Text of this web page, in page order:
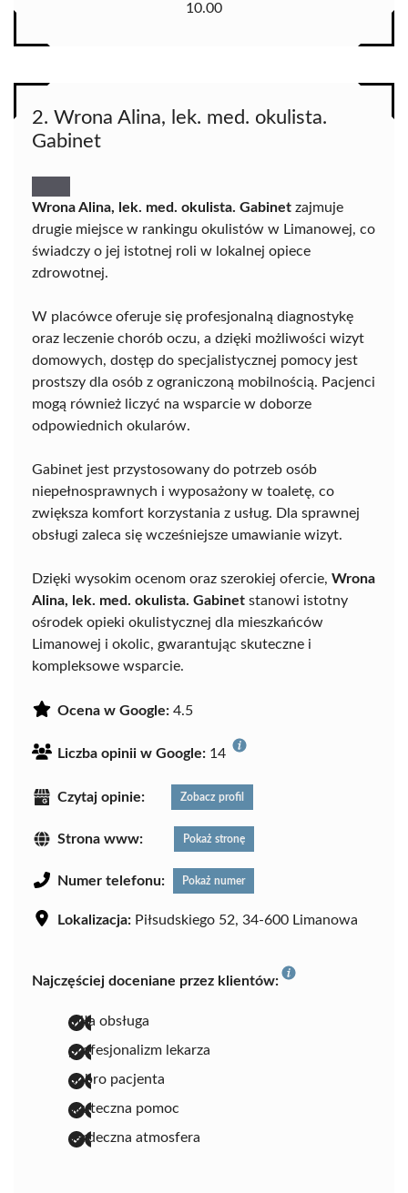
10.00
2. Wrona Alina, lek. med. okulista.
Gabinet
Wrona Alina, lek. med. okulista. Gabinet zajmuje
drugie miejsce w rankingu okulistów w Limanowej, co
świadczy o jej istotnej roli w lokalnej opiece
zdrowotnej.
W placówce oferuje się profesjonalną diagnostykę
oraz leczenie chorób oczu, a dzięki możliwości wizyt
domowych, dostęp do specjalistycznej pomocy jest
prostszy dla osób z ograniczoną mobilnością. Pacjenci
mogą również liczyć na wsparcie w doborze
odpowiednich okularów.
Gabinet jest przystosowany do potrzeb osób
niepełnosprawnych i wyposażony w toaletę, co
zwiększa komfort korzystania z usług. Dla sprawnej
obsługi zaleca się wcześniejsze umawianie wizyt.
Dzięki wysokim ocenom oraz szerokiej ofercie, Wrona
Alina, lek. med. okulista. Gabinet stanowi istotny
ośrodek opieki okulistycznej dla mieszkańców
Limanowej i okolic, gwarantując skuteczne i
kompleksowe wsparcie.
Ocena w Google: 4.5
Liczba opinii w Google: 14
Czytaj opinie: Zobacz profil
Strona www: Pokaż stronę
Numer telefonu: Pokaż numer
Lokalizacja: Piłsudskiego 52, 34-600 Limanowa
Najczęściej doceniane przez klientów:
miła obsługa
profesjonalizm lekarza
dobro pacjenta
skuteczna pomoc
serdeczna atmosfera